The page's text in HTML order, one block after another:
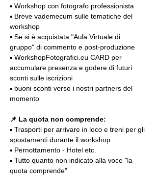
▪️ Workshop con fotografo professionista
▪️ Breve vademecum sulle tematiche del
workshop
▪️ Se si è acquistata "Aula Virtuale di
gruppo" di commento e post-produzione
▪️ WorkshopFotografici.eu CARD per
accumulare presenza e godere di futuri
sconti sulle iscrizioni
▪️ buoni sconti verso i nostri partners del
momento
📌 La quota non comprende:
▪️ Trasporti per arrivare in loco e treni per gli
spostamenti durante il workshop
▪️ Pernottamento - Hotel etc.
▪️ Tutto quanto non indicato alla voce "la
quota comprende"